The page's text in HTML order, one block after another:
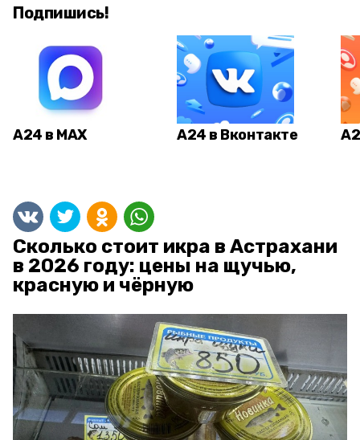
Подпишись!
А24 в MAX А24 в Вконтакте
Сколько стоит икра в Астрахани
в 2026 году: цены на щучью,
красную и чёрную